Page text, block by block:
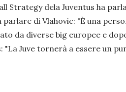
Strategy dela Juventus ha
parlare di Vlahovic: "È una
da diverse big europee e
"La Juve tornerà a essere un